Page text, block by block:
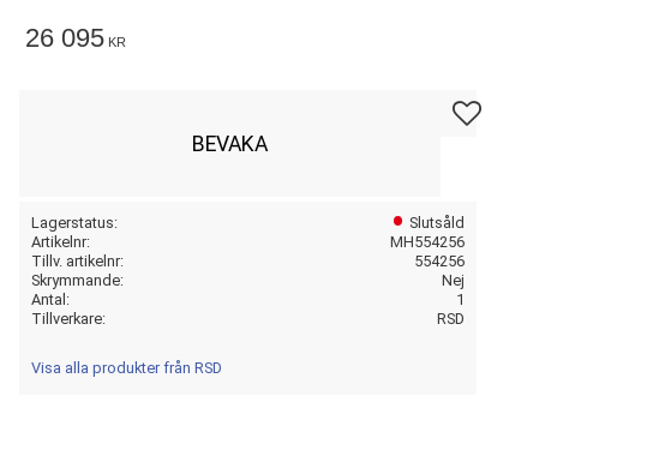
26 095 KR
Lägg till i favoriter
BEVAKA
Lagerstatus
Slutsåld
Artikelnr
MH554256
Tillv. artikelnr
554256
Skrymmande
Nej
Antal
1
Tillverkare
RSD
Visa alla produkter från RSD